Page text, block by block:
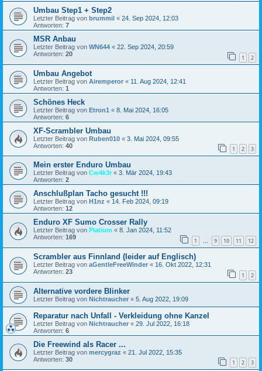
Umbau Step1 + Step2
Letzter Beitrag von brummil « 24. Sep 2024, 12:03
Antworten: 7
MSR Anbau
Letzter Beitrag von WN644 « 22. Sep 2024, 20:59
Antworten: 20 1 2
Umbau Angebot
Letzter Beitrag von Airemperor « 11. Aug 2024, 12:41
Antworten: 1
Schönes Heck
Letzter Beitrag von Etron1 « 8. Mai 2024, 16:05
Antworten: 6
XF-Scrambler Umbau
Letzter Beitrag von Ruben010 « 3. Mai 2024, 09:55
Antworten: 40 1 2 3
Mein erster Enduro Umbau
Letzter Beitrag von Cw4k3r « 3. Mär 2024, 19:43
Antworten: 2
Anschlußplan Tacho gesucht !!!
Letzter Beitrag von H1nz « 14. Feb 2024, 09:19
Antworten: 12
Enduro XF Sumo Crosser Rally
Letzter Beitrag von Platium « 8. Jan 2024, 11:52
Antworten: 169 1 … 9 10 11 12
Scrambler aus Finnland (leider auf Englisch)
Letzter Beitrag von aGentleFreeWinder « 16. Okt 2022, 12:31
Antworten: 23 1 2
Alternative vordere Blinker
Letzter Beitrag von Nichtraucher « 5. Aug 2022, 19:09
Reparatur nach Unfall - Verkleidung ohne Kanzel
Letzter Beitrag von Nichtraucher « 29. Jul 2022, 16:18
Antworten: 6
Die Freewind als Racer ...
Letzter Beitrag von mercygraz « 21. Jul 2022, 15:35
Antworten: 30 1 2 3